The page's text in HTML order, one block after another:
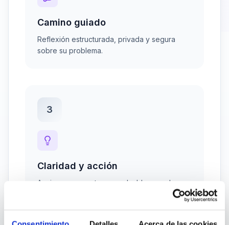
Camino guiado
Reflexión estructurada, privada y segura
sobre su problema.
3
Claridad y acción
Acciones concretas para desbloquear la